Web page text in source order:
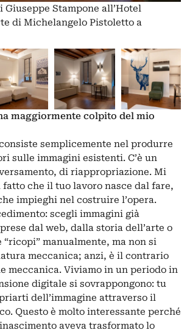
Giuseppe Stampone all’Hotel
di Michelangelo Pistoletto a
maggiormente colpito del mio
semplicemente nel produrre
sulle immagini esistenti. C’è un
di riappropriazione. Mi
che il tuo lavoro nasce dal fare,
impieghi nel costruire l’opera.
scegli immagini già
dal web, dalla storia dell’arte o
“ricopi” manualmente, ma non si
meccanica; anzi, è il contrario
meccanica. Viviamo in un periodo in
digitale si sovrappongono: tu
dell’immagine attraverso il
Questo è molto interessante perché
aveva trasformato lo